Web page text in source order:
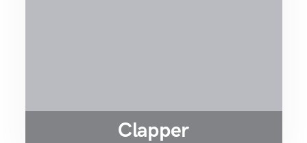
Clapper